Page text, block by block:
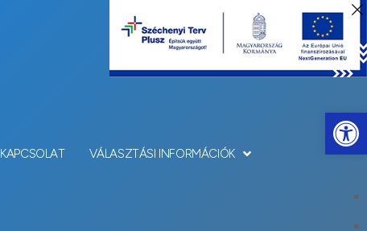
KAPCSOLAT VÁLASZTÁSI INFORMÁCIÓK